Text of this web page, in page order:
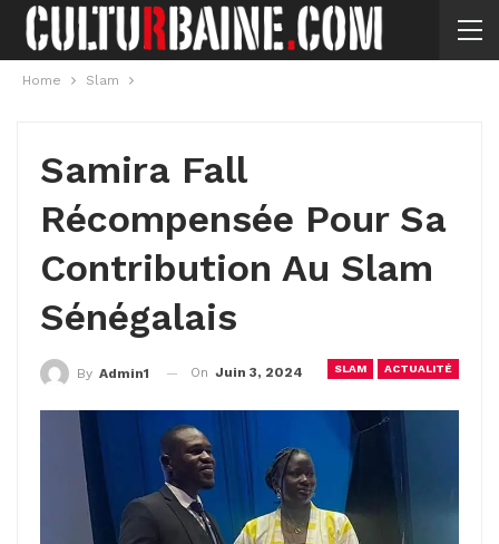
Home Slam
Samira Fall
Récompensée Pour Sa
Contribution Au Slam
Sénégalais
SLAM ACTUALITÉ
By Admin1 On Juin 3, 2024